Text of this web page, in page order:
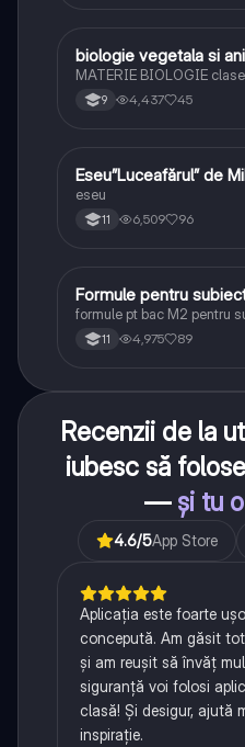
Biologie
biologie vegetala si
MATERIE BIOLOGIE
9 4,437 45
Limba și literatura română
Eseu”Luceafărul” de
eseu
11 6,509 96
Matematică
Formule pentru
formule pt bac M2 pentru
11 4,975 89
Recenzii de la
iubesc să
— și tu
4.6/5App Store
Aplicația este foarte
concepută. Am găsit
și am reușit să învăț
siguranță voi folosi
clasă! Și desigur, ajută
inspirație.